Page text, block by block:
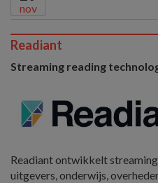
nov
Readiant
Streaming reading
Readiant ontwikkelt
uitgevers, onderwijs,